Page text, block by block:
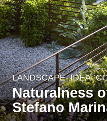
1
y
e
a
LANDSCAPE IDEA
Naturalness
Stefano